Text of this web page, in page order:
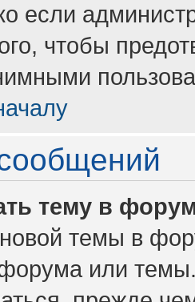
если
чтобы
тему в
темы в
форума или